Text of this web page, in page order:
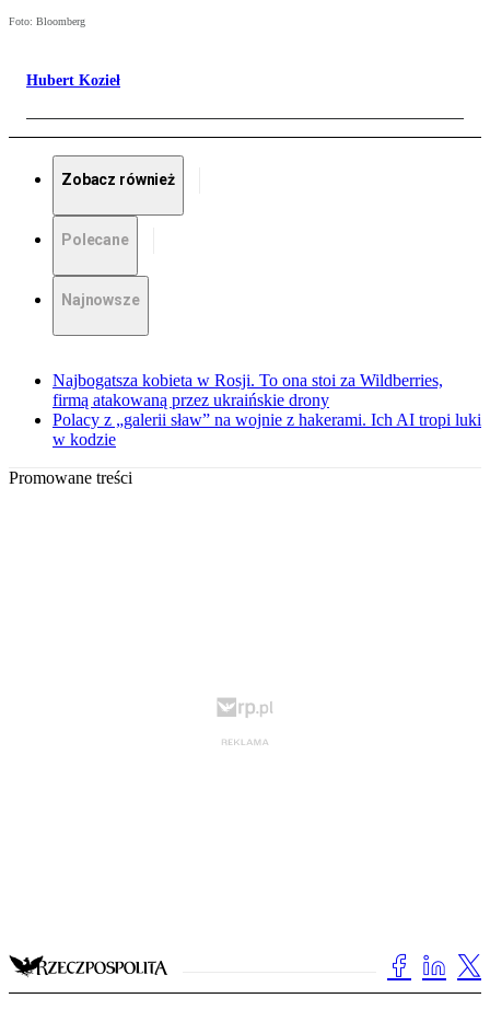
Foto: Bloomberg
Hubert Kozieł
Zobacz również
Polecane
Najnowsze
Najbogatsza kobieta w Rosji. To ona stoi za Wildberries,
firmą atakowaną przez ukraińskie drony
Polacy z „galerii sław” na wojnie z hakerami. Ich AI tropi luki
w kodzie
Promowane treści